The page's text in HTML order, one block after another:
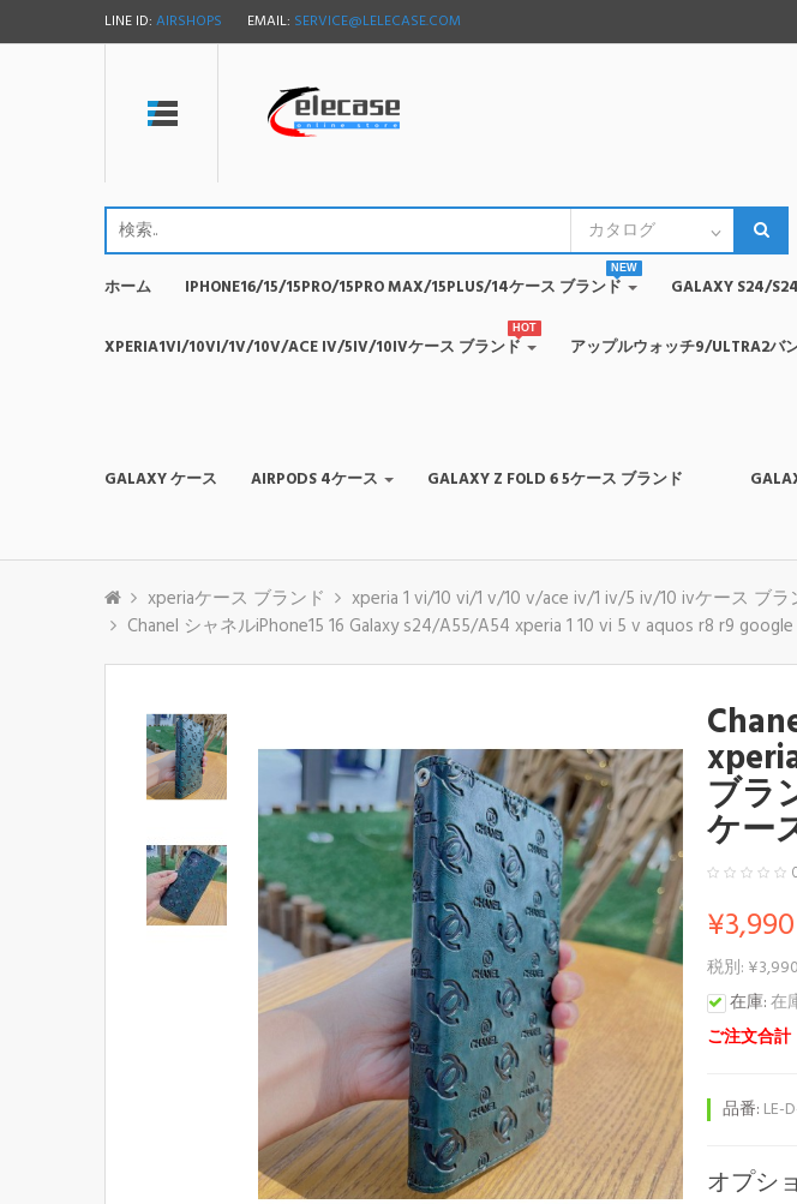
LINE ID: AIRSHOPS EMAIL: SERVICE@LELECASE.COM
ホーム
NEW
IPHONE16/15/15PRO/15PRO MAX/15PLUS/14ケース ブランド GALAXY S24/
HOT
XPERIA1VI/10VI/1V/10V/ACE IV/5IV/10IVケース ブランド アップルウォッチ9/ULTRA2バ
GALAXY ケース AIRPODS 4ケース GALAXY Z FOLD 6 5ケース ブランド
xperiaケース ブランド xperia 1 vi/10 vi/1 v/10 v/ace iv/1 iv/5 iv/10 ivケース ブラ
Chanel シャネルiPhone15 16 Galaxy s24/A55/A54 xperia 1 10 vi 5 v aquos r8 r9
ブラ
ケー
¥3,990
税別: ¥3,990
在庫:在
ご注文合
品番: LE-
オプシ